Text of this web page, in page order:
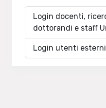
Login docenti,
dottorandi e staff
Login utenti